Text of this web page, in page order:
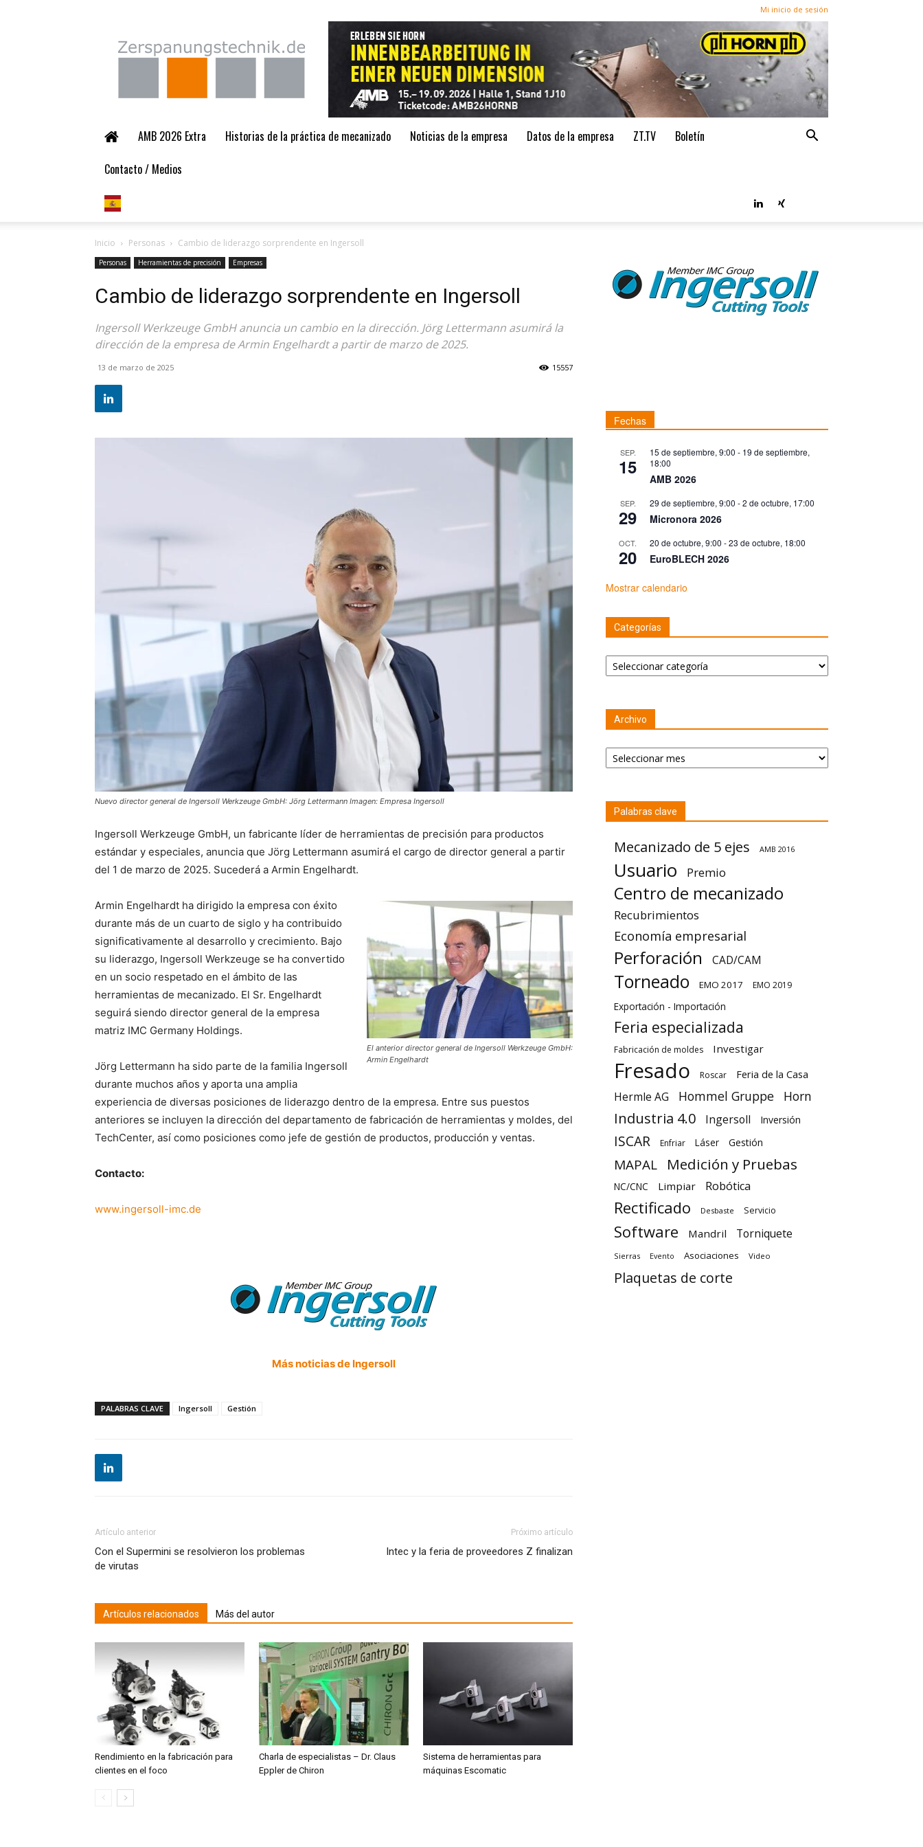
Mi inicio de sesión
Zerspanungstechnik.de
AMB 2026 Extra Historias de la práctica de mecanizado Noticias de la empresa Datos de la empresa ZT.TV
Boletín
Contacto / Medios
Inicio Personas Cambio de liderazgo sorprendente en Ingersoll
Personas Herramientas de precisión Empresas
Cambio de liderazgo sorprendente en Ingersoll
Ingersoll Werkzeuge GmbH anuncia un cambio en la dirección. Jörg Lettermann asumirá la
dirección de la empresa de Armin Engelhardt a partir de marzo de 2025.
13 de marzo de 2025 15557
Nuevo director general de Ingersoll Werkzeuge GmbH: Jörg Lettermann Imagen: Empresa Ingersoll
Ingersoll Werkzeuge GmbH, un fabricante líder de herramientas de precisión para productos
estándar y especiales, anuncia que Jörg Lettermann asumirá el cargo de director general a partir
del 1 de marzo de 2025. Sucederá a Armin Engelhardt.
El anterior director general de Ingersoll Werkzeuge GmbH:
Armin Engelhardt
Armin Engelhardt ha dirigido la empresa con éxito
durante más de un cuarto de siglo y ha contribuido
significativamente al desarrollo y crecimiento. Bajo
su liderazgo, Ingersoll Werkzeuge se ha convertido
en un socio respetado en el ámbito de las
herramientas de mecanizado. El Sr. Engelhardt
seguirá siendo director general de la empresa
matriz IMC Germany Holdings.
Jörg Lettermann ha sido parte de la familia Ingersoll
durante muchos años y aporta una amplia
experiencia de diversas posiciones de liderazgo dentro de la empresa. Entre sus puestos
anteriores se incluyen la dirección del departamento de fabricación de herramientas y moldes, del
TechCenter, así como posiciones como jefe de gestión de productos, producción y ventas.
Contacto:
www.ingersoll-imc.de
Más noticias de Ingersoll
PALABRAS CLAVE Ingersoll Gestión
Artículo anterior
Con el Supermini se resolvieron los problemas
de virutas
Próximo artículo
Intec y la feria de proveedores Z finalizan
Artículos relacionados Más del autor
Rendimiento en la fabricación para
clientes en el foco
Charla de especialistas – Dr. Claus
Eppler de Chiron
Sistema de herramientas para
máquinas Escomatic
Fechas
SEP.
15
15 de septiembre, 9:00 - 19 de septiembre,
18:00
AMB 2026
SEP.
29
29 de septiembre, 9:00 -2 de octubre, 17:00
Micronora 2026
OCT.
20
20 de octubre, 9:00 -23 de octubre, 18:00
EuroBLECH 2026
Mostrar calendario
Categorías
Categorías
Archivo
Archivo
Palabras clave
Mecanizado de 5 ejes AMB 2016
Usuario Premio
Centro de mecanizado
Recubrimientos
Economía empresarial
Perforación CAD/CAM
Torneado EMO 2017 EMO 2019
Exportación - Importación
Feria especializada
Fabricación de moldes Investigar
Fresado Roscar Feria de la Casa
Hermle AG Hommel Gruppe Horn
Industria 4.0 Ingersoll Inversión
ISCAR Enfriar Láser Gestión
MAPAL Medición y Pruebas
NC/CNC Limpiar Robótica
Rectificado Desbaste Servicio
Software Mandril Torniquete
Sierras Evento Asociaciones Video
Plaquetas de corte